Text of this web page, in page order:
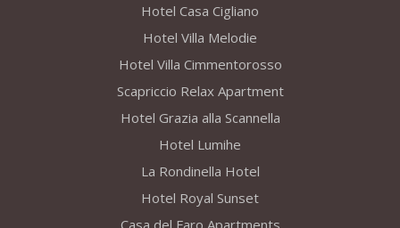
Hotel Casa Cigliano
Hotel Villa Melodie
Hotel Villa Cimmentorosso
Scapriccio Relax Apartment
Hotel Grazia alla Scannella
Hotel Lumihe
La Rondinella Hotel
Hotel Royal Sunset
Casa del Faro Apartments